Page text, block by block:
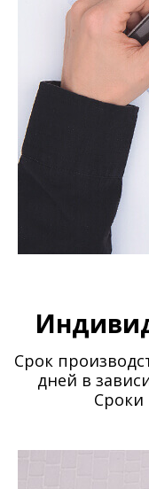
Срок
дней в
Сроки